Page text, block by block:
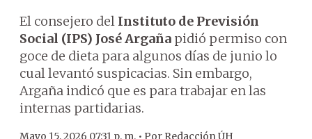
El consejero del Instituto de Previsión
Social (IPS) José Argaña pidió permiso con
goce de dieta para algunos días de junio lo
cual levantó suspicacias. Sin embargo,
Argaña indicó que es para trabajar en las
internas partidarias.
Mayo 15, 2026 07:31 p. m. • Por Redacción ÚH